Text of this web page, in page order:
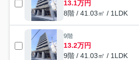
13.1万円
8階 / 41.03㎡ / 1LDK
9階
13.2万円
9階 / 41.03㎡ / 1LDK